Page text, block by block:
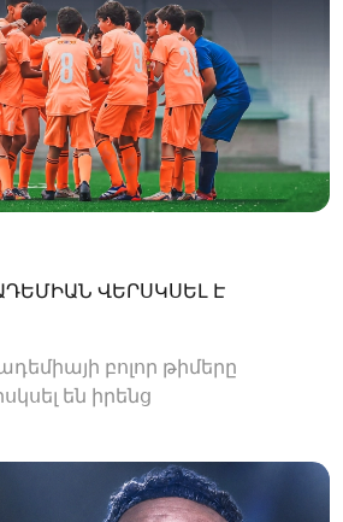
ՎԵՐՍԿՍԵԼ Է
բոլոր թիմերը
են իրենց